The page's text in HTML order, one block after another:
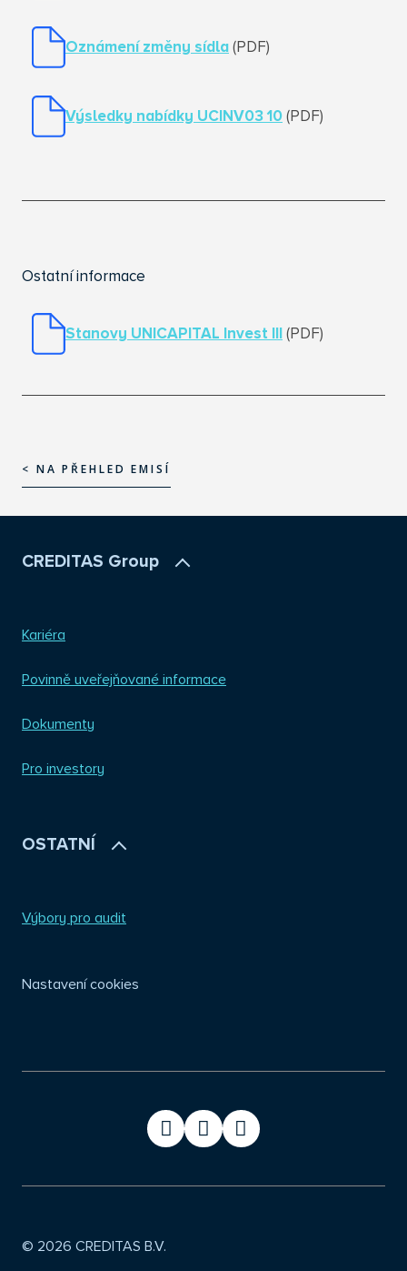
cze
Oznámení změny sídla (PDF)
Výsledky nabídky UCINV03 10 (PDF)
Ostatní informace
Stanovy UNICAPITAL Invest III (PDF)
< NA PŘEHLED EMISÍ
CREDITAS Group
Kariéra
Povinně uveřejňované informace
Dokumenty
Pro investory
OSTATNÍ
Výbory pro audit
Nastavení cookies
© 2026 CREDITAS B.V.